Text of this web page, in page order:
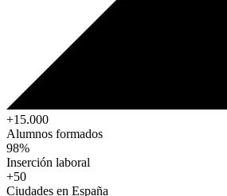
+15.000
Alumnos formados
98%
Inserción laboral
+50
Ciudades en España